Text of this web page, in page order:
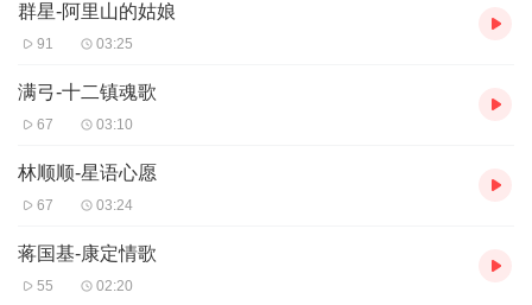
群星-阿里山的姑娘
91 03:25
满弓-十二镇魂歌
67 03:10
林顺顺-星语心愿
67 03:24
蒋国基-康定情歌
55 02:20